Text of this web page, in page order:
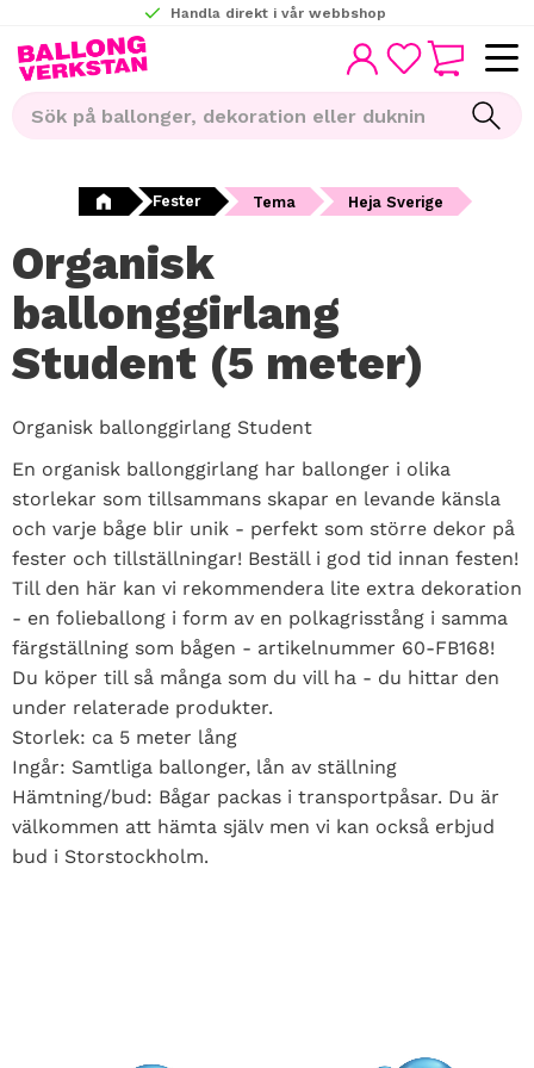
Meny
Handla direkt i vår webbshop
FAVORITER
KUNDVAGN
Fester Tema Heja Sverige
Organisk
ballonggirlang
Student (5 meter)
Organisk ballonggirlang Student
En organisk ballonggirlang har ballonger i olika
storlekar som tillsammans skapar en levande känsla
och varje båge blir unik - perfekt som större dekor på
fester och tillställningar! Beställ i god tid innan festen!
Till den här kan vi rekommendera lite extra dekoration
- en folieballong i form av en polkagrisstång i samma
färgställning som bågen - artikelnummer 60-FB168!
Du köper till så många som du vill ha - du hittar den
under relaterade produkter.
Storlek: ca 5 meter lång
Ingår: Samtliga ballonger, lån av ställning
Hämtning/bud: Bågar packas i transportpåsar. Du är
välkommen att hämta själv men vi kan också erbjud
bud i Storstockholm.